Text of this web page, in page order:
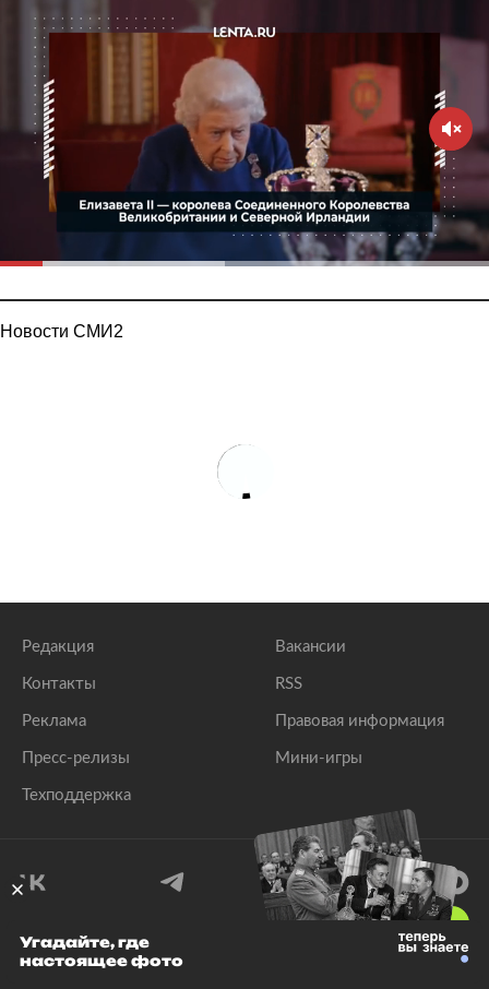
Новости СМИ2
Редакция
Контакты
Реклама
Пресс-релизы
Техподдержка
Вакансии
RSS
Правовая информация
Мини-игры
© 1999–2026 Все права защищены.
Угадайте, где
настоящее фото